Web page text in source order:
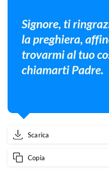
Scarica
Copia